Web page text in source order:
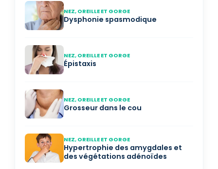
NEZ, OREILLE ET GORGE
Dysphonie spasmodique
NEZ, OREILLE ET GORGE
Épistaxis
NEZ, OREILLE ET GORGE
Grosseur dans le cou
NEZ, OREILLE ET GORGE
Hypertrophie des amygdales et
des végétations adénoïdes